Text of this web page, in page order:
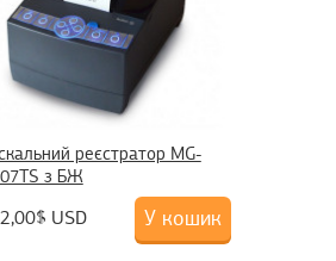
реєстратор MG-
з БЖ
USD У кошик